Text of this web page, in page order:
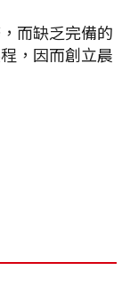
而缺乏完備的
，因而創立晨